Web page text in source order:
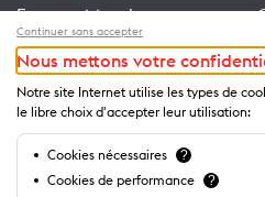
Espace Membres
Emploi
Conditions générales
d’utilisation
Politique de
confidentialité
Continuer sans accepter
Nous mettons votre
Notre site Internet utilise les types de
le libre choix d'accepter leur utilisation:
Cookies nécessaires ?
Cookies de performance ?